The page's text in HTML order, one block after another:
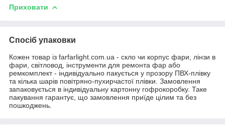
Приховати
Спосіб упаковки
Кожен товар із farfarlight.com.ua - скло чи корпус фари, лінзи в
фари, світловод, інструменти для ремонта фар або
ремкомплект - індивідуально пакується у прозору ПВХ-плівку
та кілька шарів повітряно-пухирчастої плівки. Замовлення
запаковується в індивідуальну картонну гофрокоробку. Таке
пакування гарантує, що замовлення приїде цілим та без
пошкоджень.